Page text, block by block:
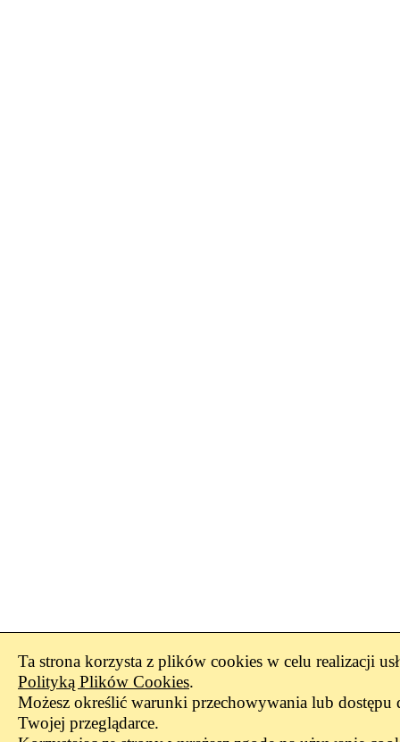
Ta strona korzysta z plików cookies w celu realizacji
Polityką Plików Cookies.
Możesz określić warunki przechowywania lub
Twojej przeglądarce.